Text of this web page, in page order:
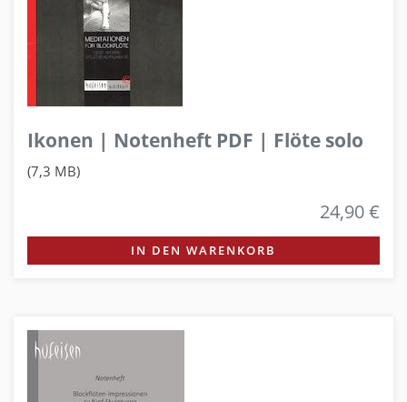
Ikonen | Notenheft PDF | Flöte solo
(7,3 MB)
24,90 €
IN DEN WARENKORB